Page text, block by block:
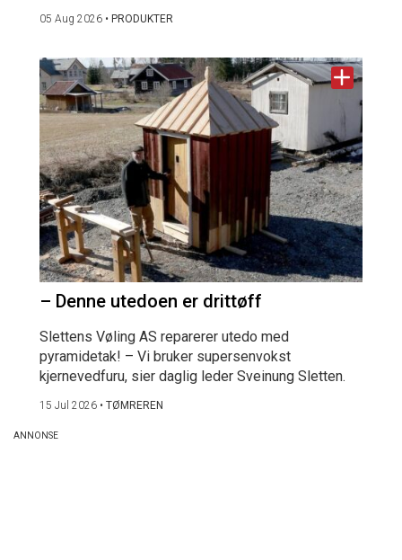
05 Aug 2026 • PRODUKTER
– Denne utedoen er drittøff
Slettens Vøling AS reparerer utedo med
pyramidetak! – Vi bruker supersenvokst
kjernevedfuru, sier daglig leder Sveinung Sletten.
15 Jul 2026 • TØMREREN